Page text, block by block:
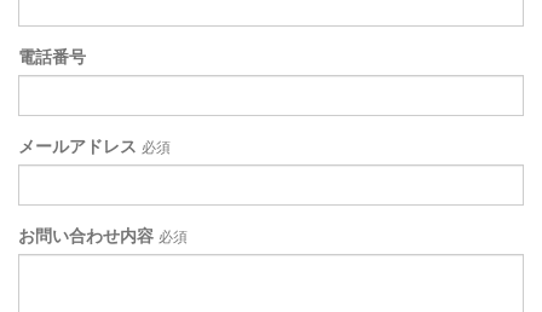
電話番号
メールアドレス 必須
お問い合わせ内容 必須